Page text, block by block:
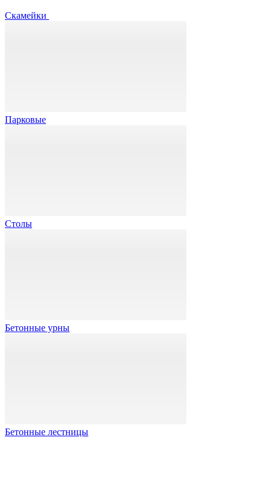
Скамейки
Парковые
Столы
Бетонные урны
Бетонные лестницы